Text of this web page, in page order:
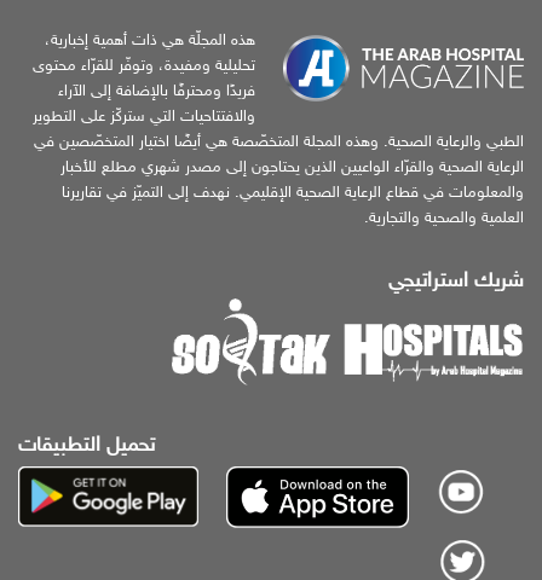
هذه المجلّة هي ذات أهمية إخبارية،
تحليلية ومفيدة، وتوفّر للقرّاء محتوى
فريدًا ومحترفًا بالإضافة إلى الآراء
والافتتاحيات التي ستركّز على التطوير
الطبي والرعاية الصحية. وهذه المجلة المتخصّصة هي أيضًا اختيار المتخصّصين في
الرعاية الصحية والقرّاء الواعيين الذين يحتاجون إلى مصدر شهري مطلع للأخبار
والمعلومات في قطاع الرعاية الصحية الإقليمي. نهدف إلى التميّز في تقاريرنا
العلمية والصحية والتجارية.
شريك استراتيجي
تحميل التطبيقات